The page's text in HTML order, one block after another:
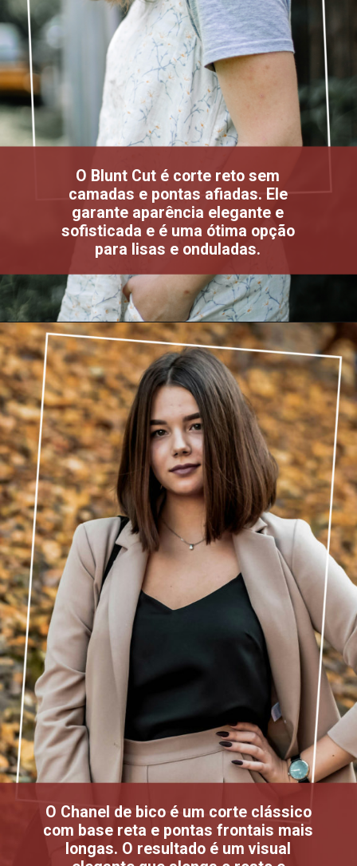
O Blunt Cut é corte reto sem
camadas e pontas afiadas. Ele
garante aparência elegante e
sofisticada e é uma ótima opção
para lisas e onduladas.
O Chanel de bico é um corte clássico
com base reta e pontas frontais mais
longas. O resultado é um visual